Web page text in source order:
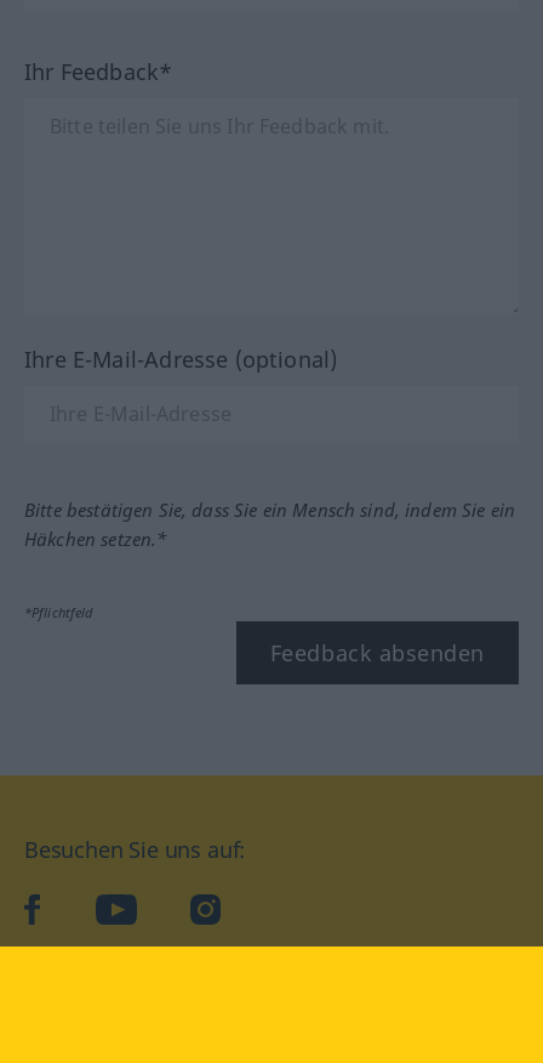
Ihr Feedback*
Ihre E-Mail-Adresse (optional)
Bitte bestätigen Sie, dass Sie ein Mensch sind, indem Sie ein
Häkchen setzen.*
*Pflichtfeld
Feedback absenden
Besuchen Sie uns auf:
facebookYouTube Instagram